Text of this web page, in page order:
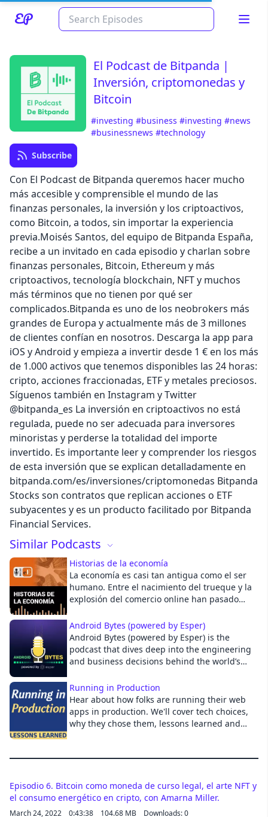
Read about our content policies
Cancel Save
El Podcast de Bitpanda |
Inversión, criptomonedas y
Bitcoin
#investing #business #investing #news
#businessnews #technology
Subscribe
Con El Podcast de Bitpanda queremos hacer mucho
más accesible y comprensible el mundo de las
finanzas personales, la inversión y los criptoactivos,
como Bitcoin, a todos, sin importar la experiencia
previa.Moisés Santos, del equipo de Bitpanda España,
recibe a un invitado en cada episodio y charlan sobre
finanzas personales, Bitcoin, Ethereum y más
criptoactivos, tecnología blockchain, NFT y muchos
más términos que no tienen por qué ser
complicados.Bitpanda es uno de los neobrokers más
grandes de Europa y actualmente más de 3 millones
de clientes confían en nosotros. Descarga la app para
iOS y Android y empieza a invertir desde 1 € en los más
de 1.000 activos que tenemos disponibles las 24 horas:
cripto, acciones fraccionadas, ETF y metales preciosos.
Síguenos también en Instagram y Twitter
@bitpanda_es La inversión en criptoactivos no está
regulada, puede no ser adecuada para inversores
minoristas y perderse la totalidad del importe
invertido. Es importante leer y comprender los riesgos
de esta inversión que se explican detalladamente en
bitpanda.com/es/inversiones/criptomonedas Bitpanda
Stocks son contratos que replican acciones o ETF
subyacentes y es un producto facilitado por Bitpanda
Financial Services.
Similar Podcasts
Historias de la economía
La economía es casi tan antigua como el ser
humano. Entre el nacimiento del trueque y la
explosión del comercio online han pasado
producido infinidad de historias que
queremos contar en elEconomista porque nos
ayudan a comprender cómo hemos llegado
hasta aquí.
Android Bytes (powered by Esper)
Android Bytes (powered by Esper) is the
podcast that dives deep into the engineering
and business decisions behind the world’s
Android powers over 3 billion devices
worldwide and is the platform of choice for
over a thousand companies. You’ll find
Android on smartphones, tablets, watches, TV,
cars, kiosks, and so much more. How does
form factors, and how do companies fork
These are the kinds of questions the Android
Bytes podcast considers each week. Join
cohosts Mishaal Rahman and David Ruddock,
Running in Production
Hear about how folks are running their web
apps in production. We'll cover tech choices,
why they chose them, lessons learned and
Cancel
Episodio 6. Bitcoin como moneda de curso legal, el arte NFT y
el consumo energético en cripto, con Amarna Miller.
March 24, 2022 0:43:38 104.68 MB Downloads: 0